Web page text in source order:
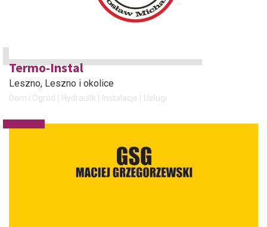
Termo-Instal
Leszno, Leszno i okolice
Dom i Ogród Hydraulik Instalacje Usługi